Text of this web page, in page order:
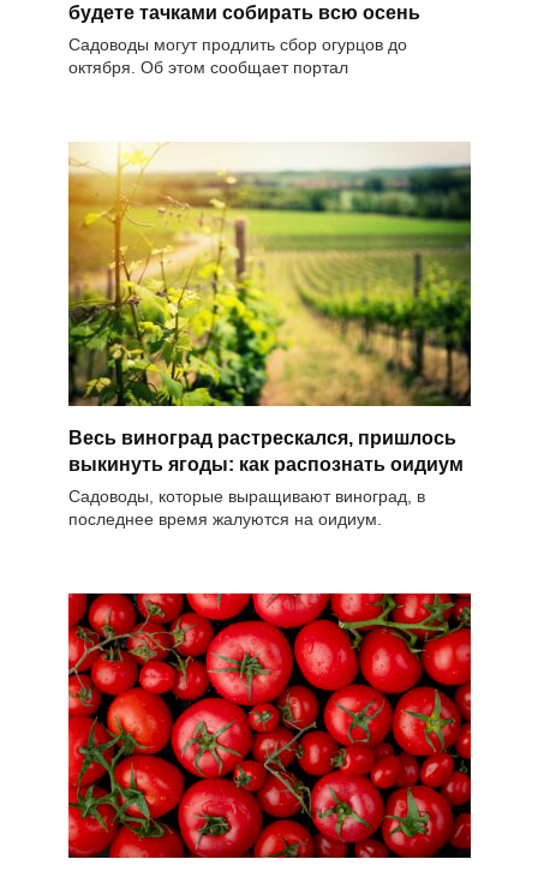
будете тачками собирать всю осень
Садоводы могут продлить сбор огурцов до
октября. Об этом сообщает портал
Весь виноград растрескался, пришлось
выкинуть ягоды: как распознать оидиум
Садоводы, которые выращивают виноград, в
последнее время жалуются на оидиум.